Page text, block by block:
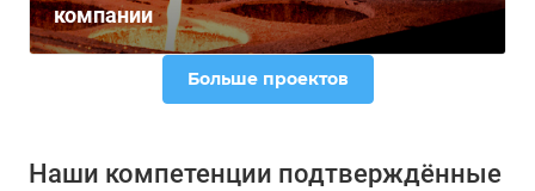
компании
Больше проектов
Наши компетенции подтверждённые